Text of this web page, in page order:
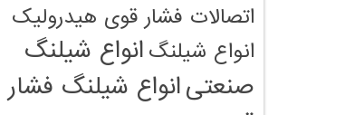
اتصالات فشار قوی هیدرولیک
انواع شیلنگ انواع شیلنگ
صنعتیانواع شیلنگ فشار